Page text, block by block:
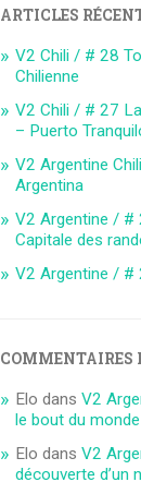
ARTICLES
V2 Chili / # 28
Chilienne
V2 Chili / # 27
– Puerto
V2 Argentine
Argentina
V2 Argentine / #
Capitale des
V2 Argentine / #
COMMENTAIRES
Elo dansV2
le bout du monde
Elo dansV2
découverte d’un